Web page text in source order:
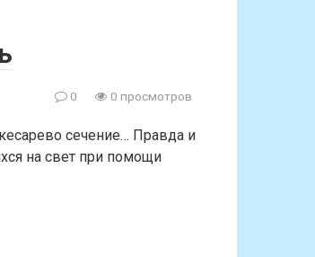
0 0 просмотров
сечение… Правда и
на свет при помощи